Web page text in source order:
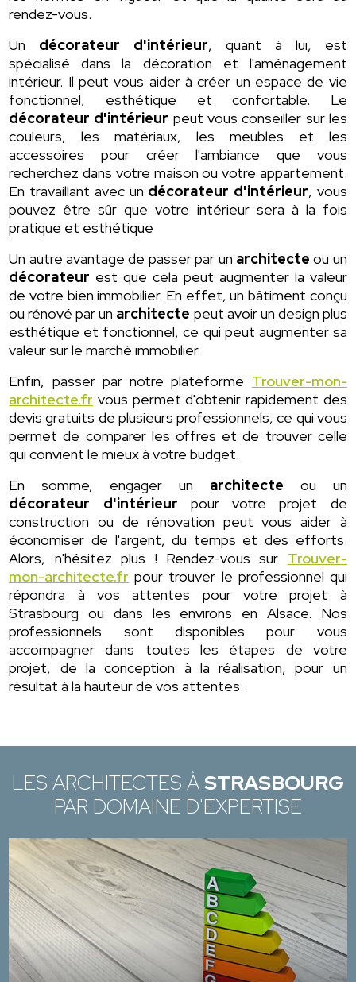
rendez-vous.
Un décorateur d'intérieur, quant à lui, est
spécialisé dans la décoration et l'aménagement
intérieur. Il peut vous aider à créer un espace de vie
fonctionnel, esthétique et confortable. Le
décorateur d'intérieur peut vous conseiller sur les
couleurs, les matériaux, les meubles et les
accessoires pour créer l'ambiance que vous
recherchez dans votre maison ou votre appartement.
En travaillant avec un décorateur d'intérieur, vous
pouvez être sûr que votre intérieur sera à la fois
pratique et esthétique
Un autre avantage de passer par un architecte ou un
décorateur est que cela peut augmenter la valeur
de votre bien immobilier. En effet, un bâtiment conçu
ou rénové par un architecte peut avoir un design plus
esthétique et fonctionnel, ce qui peut augmenter sa
valeur sur le marché immobilier.
Enfin, passer par notre plateforme Trouver-mon-
architecte.fr vous permet d'obtenir rapidement des
devis gratuits de plusieurs professionnels, ce qui vous
permet de comparer les offres et de trouver celle
qui convient le mieux à votre budget.
En somme, engager un architecte ou un
décorateur d'intérieur pour votre projet de
construction ou de rénovation peut vous aider à
économiser de l'argent, du temps et des efforts.
Alors, n'hésitez plus ! Rendez-vous sur Trouver-
mon-architecte.fr pour trouver le professionnel qui
répondra à vos attentes pour votre projet à
Strasbourg ou dans les environs en Alsace. Nos
professionnels sont disponibles pour vous
accompagner dans toutes les étapes de votre
projet, de la conception à la réalisation, pour un
résultat à la hauteur de vos attentes.
LES ARCHITECTES ÀSTRASBOURG
PAR DOMAINE D'EXPERTISE